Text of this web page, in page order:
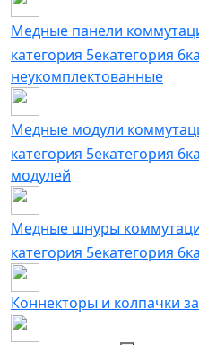
Медные панели
категория 5екатегория 6
неукомплектованные
Медные модули
категория 5екатегория 6
модулей
Медные шнуры
категория 5eкатегория 6
Коннекторы и колпачки